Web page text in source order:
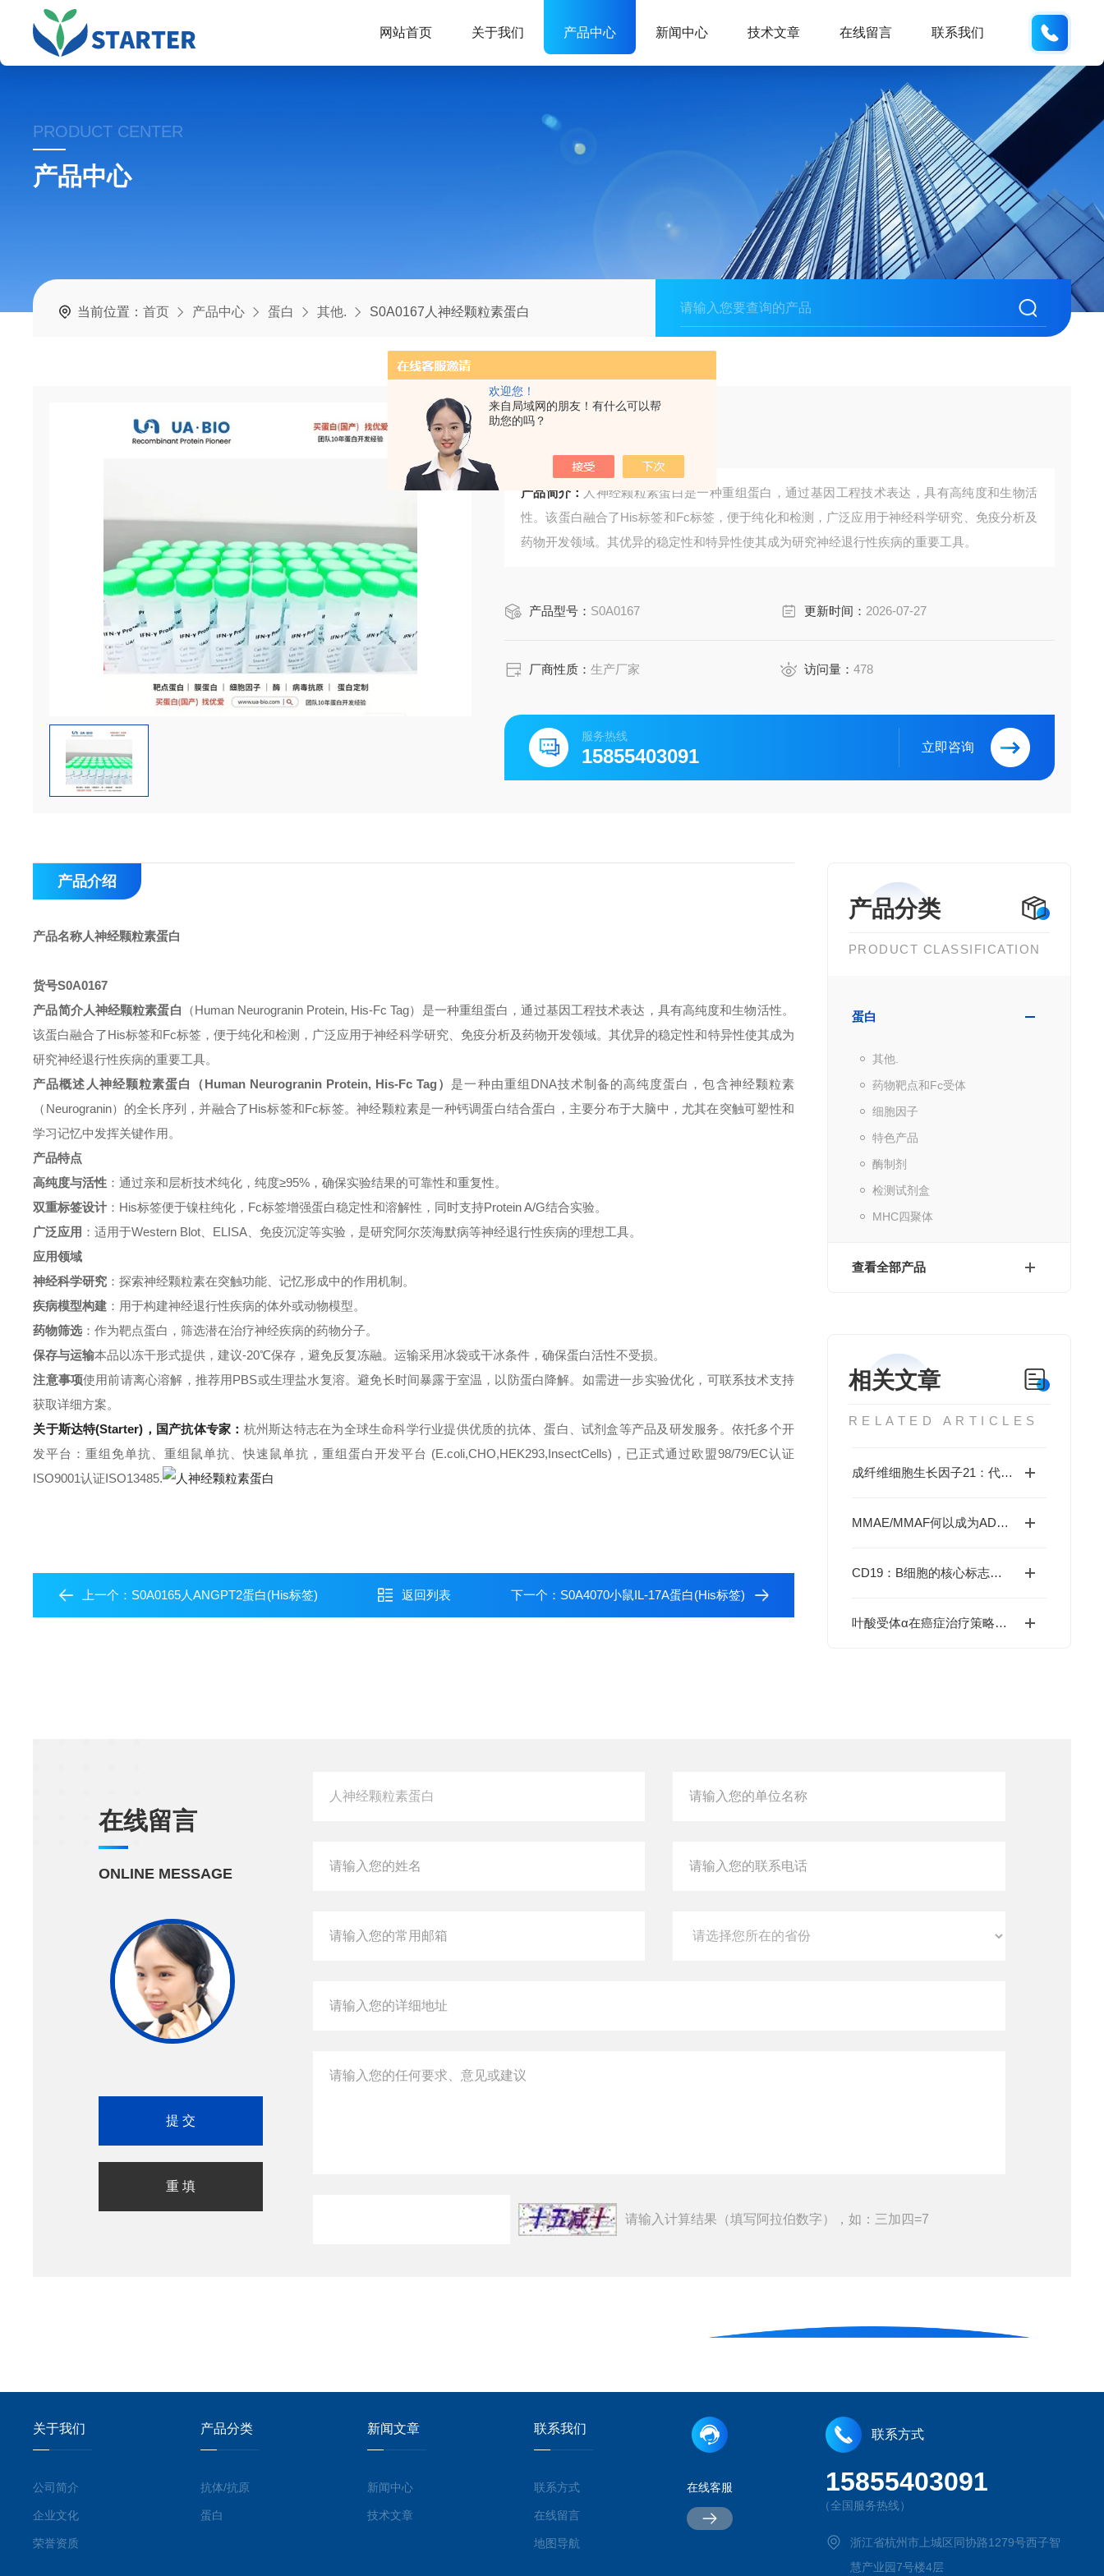
欢迎您！
来自局域网的朋友！有什么可以帮
助您的吗？
网站首页 关于我们 产品中心 新闻中心 技术文章 在线留言 联系我们
PRODUCT CENTER
产品中心
当前位置：首页 产品中心 蛋白 其他. S0A0167人神经颗粒素蛋白
产品简介： 人神经颗粒素蛋白是一种重组蛋白，通过基因工程技术表达，具有高纯度和生物活
性。该蛋白融合了His标签和Fc标签，便于纯化和检测，广泛应用于神经科学研究、免疫分析及
药物开发领域。其优异的稳定性和特异性使其成为研究神经退行性疾病的重要工具。
产品型号： S0A0167 更新时间： 2026-07-27
厂商性质：生产厂家 访问量： 478
服务热线
15855403091 立即咨询
产品分类
PRODUCT CLASSIFICATION
蛋白
其他.
药物靶点和Fc受体
细胞因子
特色产品
酶制剂
检测试剂盒
MHC四聚体
查看全部产品
相关文章
RELATED ARTICLES
成纤维细胞生长因子21：代谢调控的新星与治疗前沿
MMAE/MMAF何以成为ADC药物的“核心弹头”？
CD19：B细胞的核心标志物与疾病治疗的革命性靶点
叶酸受体α在癌症治疗策略中的多面性
产品介绍
产品名称人神经颗粒素蛋白
货号S0A0167
产品简介人神经颗粒素蛋白
（Human Neurogranin Protein, His-Fc Tag）是一种重组蛋白，通过基因工程技术表达，具有高纯度和生物活性。
该蛋白融合了His标签和Fc标签，便于纯化和检测，广泛应用于神经科学研究、免疫分析及药物开发领域。其优异的稳定性和特异性使其成为
研究神经退行性疾病的重要工具。
产品概述 人神经颗粒素蛋白 （Human Neurogranin Protein, His-Fc Tag） 是一种由重组DNA技术制备的高纯度蛋白，包含神经颗粒素
（Neurogranin）的全长序列，并融合了His标签和Fc标签。神经颗粒素是一种钙调蛋白结合蛋白，主要分布于大脑中，尤其在突触可塑性和
学习记忆中发挥关键作用。
产品特点
高纯度与活性 ：通过亲和层析技术纯化，纯度≥95%，确保实验结果的可靠性和重复性。
双重标签设计 ：His标签便于镍柱纯化，Fc标签增强蛋白稳定性和溶解性，同时支持Protein A/G结合实验。
广泛应用 ：适用于Western Blot、ELISA、免疫沉淀等实验，是研究阿尔茨海默病等神经退行性疾病的理想工具。
应用领域
神经科学研究 ：探索神经颗粒素在突触功能、记忆形成中的作用机制。
疾病模型构建 ：用于构建神经退行性疾病的体外或动物模型。
药物筛选 ：作为靶点蛋白，筛选潜在治疗神经疾病的药物分子。
保存与运输本品以冻干形式提供，建议-20℃保存，避免反复冻融。运输采用冰袋或干冰条件，确保蛋白活性不受损。
注意事项使用前请离心溶解，推荐用PBS或生理盐水复溶。避免长时间暴露于室温，以防蛋白降解。如需进一步实验优化，可联系技术支持
获取详细方案。
关于斯达特(Starter)，国产抗体专家： 杭州斯达特志在为全球生命科学行业提供优质的抗体、蛋白、试剂盒等产品及研发服务。依托多个开
发平台：重组免单抗、重组鼠单抗、快速鼠单抗，重组蛋白开发平台 (E.coli,CHO,HEK293,InsectCells)，已正式通过欧盟98/79/EC认证
ISO9001认证ISO13485.
上一个： S0A0165人ANGPT2蛋白(His标签) 返回列表 下一个： S0A4070小鼠IL-17A蛋白(His标签)
在线留言
ONLINE MESSAGE
请输入计算结果（填写阿拉伯数字），如：三加四=7
关于我们
公司简介
企业文化
荣誉资质
产品分类
抗体/抗原
蛋白
新闻文章
新闻中心
技术文章
联系我们
联系方式
在线留言
地图导航
在线客服
联系方式
15855403091
（全国服务热线）
浙江省杭州市上城区同协路1279号西子智
慧产业园7号楼4层